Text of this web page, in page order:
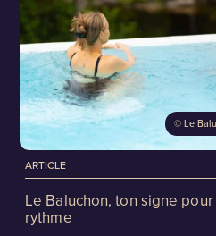
© Le
ARTICLE
Le Baluchon, ton signe
rythme